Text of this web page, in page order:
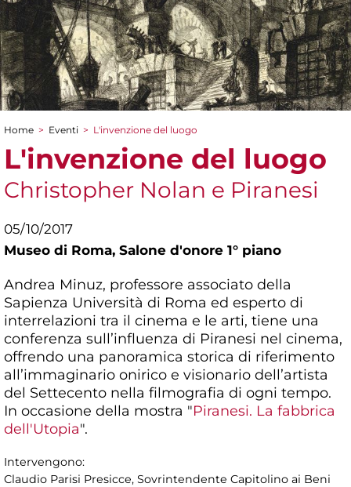
Tu sei qui
Home > Eventi > L'invenzione del luogo
L'invenzione del luogo
Christopher Nolan e Piranesi
05/10/2017
Museo di Roma, Salone d'onore 1° piano
Andrea Minuz, professore associato della
Sapienza Università di Roma ed esperto di
interrelazioni tra il cinema e le arti, tiene una
conferenza sull’influenza di Piranesi nel cinema,
offrendo una panoramica storica di riferimento
all’immaginario onirico e visionario dell’artista
del Settecento nella filmografia di ogni tempo.
In occasione della mostra "Piranesi. La fabbrica
dell'Utopia".
Intervengono:
Claudio Parisi Presicce, Sovrintendente Capitolino ai Beni